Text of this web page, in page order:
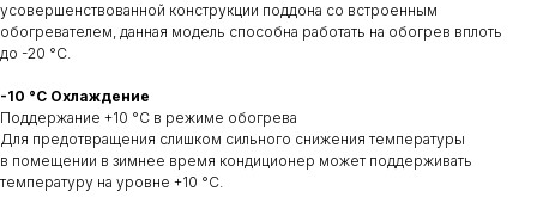
усовершенствованной конструкции поддона со встроенным
обогревателем, данная модель способна работать на обогрев вплоть
до -20 °С.
-10 °C Охлаждение
Поддержание +10 °С в режиме обогрева
Для предотвращения слишком сильного снижения температуры
в помещении в зимнее время кондиционер может поддерживать
температуру на уровне +10 °С.